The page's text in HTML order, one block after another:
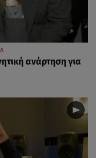
ανάρτηση για